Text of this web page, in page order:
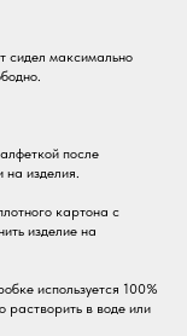
сидел максимально
после
на изделия.
картона с
изделие на
используется 100%
растворить в воде или